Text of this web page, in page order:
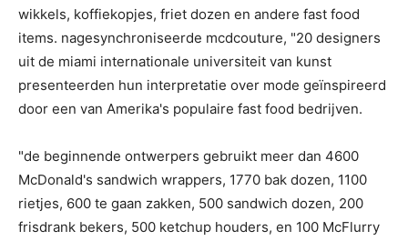
wikkels, koffiekopjes, friet dozen en andere fast food
items. nagesynchroniseerde mcdcouture, "20 designers
uit de miami internationale universiteit van kunst
presenteerden hun interpretatie over mode geïnspireerd
door een van Amerika's populaire fast food bedrijven.
"de beginnende ontwerpers gebruikt meer dan 4600
McDonald's sandwich wrappers, 1770 bak dozen, 1100
rietjes, 600 te gaan zakken, 500 sandwich dozen, 200
frisdrank bekers, 500 ketchup houders, en 100 McFlurry